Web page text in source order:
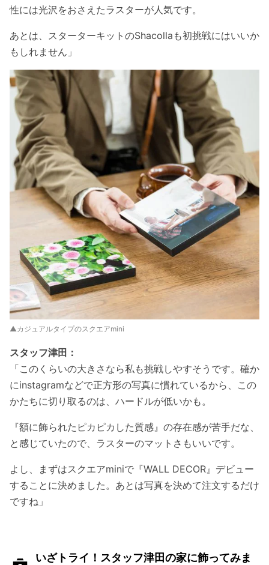
性には光沢をおさえたラスターが人気です。
あとは、スターターキットのShacollaも初挑戦にはいいか
もしれません」
▲カジュアルタイプのスクエアmini
スタッフ津田：
「このくらいの大きさなら私も挑戦しやすそうです。確か
にinstagramなどで正方形の写真に慣れているから、この
かたちに切り取るのは、ハードルが低いかも。
『額に飾られたピカピカした質感』の存在感が苦手だな、
と感じていたので、ラスターのマットさもいいです。
よし、まずはスクエアminiで『WALL DECOR』デビュー
することに決めました。あとは写真を決めて注文するだけ
ですね」
いざトライ！スタッフ津田の家に飾ってみま